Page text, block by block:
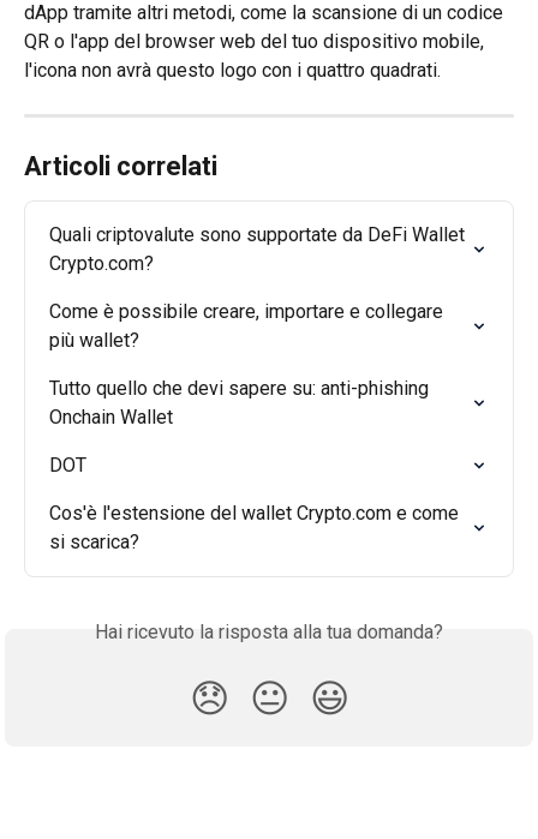
dApp tramite altri metodi, come la scansione di un codice
QR o l'app del browser web del tuo dispositivo mobile,
l'icona non avrà questo logo con i quattro quadrati.
Articoli correlati
Quali criptovalute sono supportate da DeFi Wallet
Crypto.com?
Come è possibile creare, importare e collegare
più wallet?
Tutto quello che devi sapere su: anti-phishing
Onchain Wallet
DOT
Cos'è l'estensione del wallet Crypto.com e come
si scarica?
Hai ricevuto la risposta alla tua domanda?
😞 😐 😃